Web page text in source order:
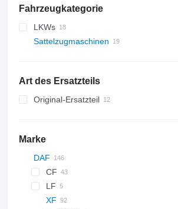
sonstige Teile für Klimaanlagen
Fahrzeugkategorie
LKWs
Sattelzugmaschinen
Art des Ersatzteils
Original-Ersatzteil
Marke
DAF
CF
CF 65
CF 75
LF
LF 45
XF